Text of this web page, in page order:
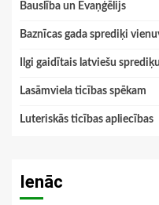
Bauslība un Evaņģēlijs
Baznīcas gada sprediķi
Ilgi gaidītais latviešu
Lasāmviela ticības spēkam
Luteriskās ticības apliecības
Ienāc